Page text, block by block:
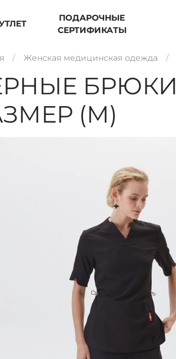
ПОДАРОЧНЫЕ
СЕРТИФИКАТЫ
Женская медицинская одежда
(М)